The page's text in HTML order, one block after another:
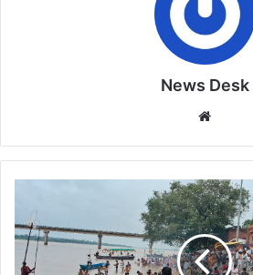
News Desk
की
हरियाली
अमावस्या